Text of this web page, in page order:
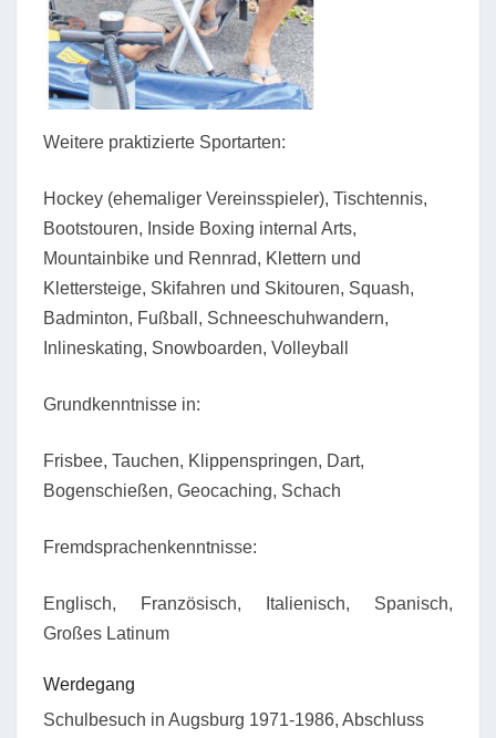
Weitere praktizierte Sportarten:
Hockey (ehemaliger Vereinsspieler), Tischtennis,
Bootstouren, Inside Boxing internal Arts,
Mountainbike und Rennrad, Klettern und
Klettersteige, Skifahren und Skitouren, Squash,
Badminton, Fußball, Schneeschuhwandern,
Inlineskating, Snowboarden, Volleyball
Grundkenntnisse in:
Frisbee, Tauchen, Klippenspringen, Dart,
Bogenschießen, Geocaching, Schach
Fremdsprachenkenntnisse:
Englisch, Französisch, Italienisch, Spanisch,
Großes Latinum
Werdegang
Schulbesuch in Augsburg 1971-1986, Abschluss